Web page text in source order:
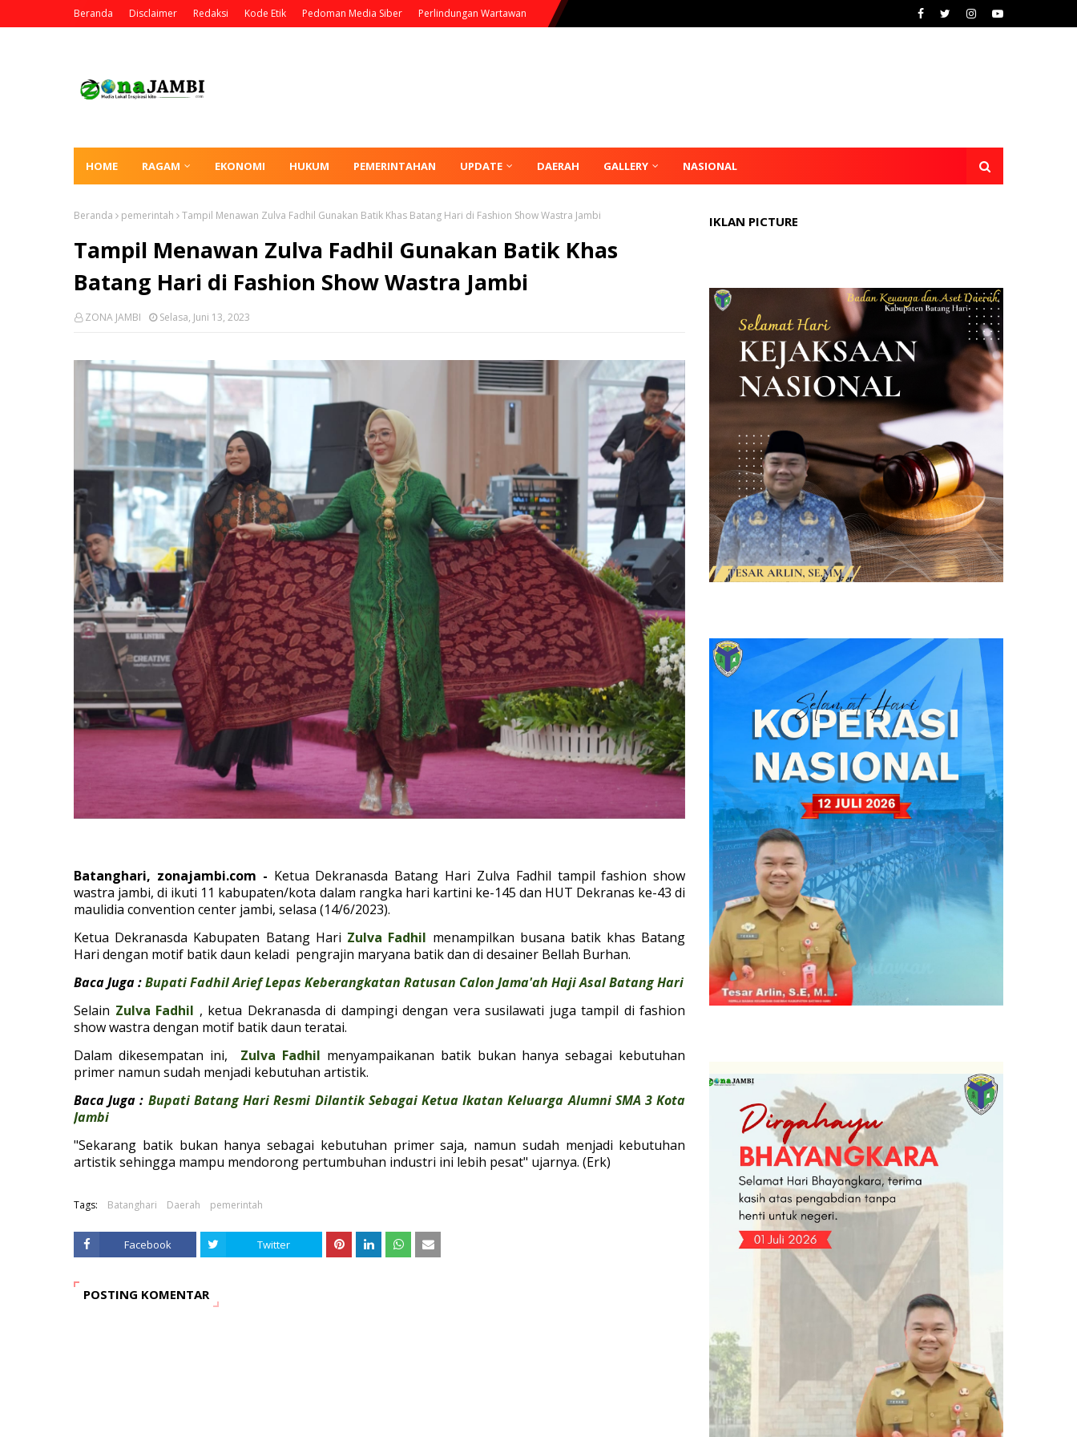
Beranda Disclaimer Redaksi Kode Etik Pedoman Media Siber Perlindungan Wartawan
HOME RAGAM EKONOMI HUKUM PEMERINTAHAN UPDATE DAERAH GALLERY NASIONAL
Beranda pemerintah Tampil Menawan Zulva Fadhil Gunakan Batik Khas Batang Hari di Fashion Show Wastra Jambi
Tampil Menawan Zulva Fadhil Gunakan Batik Khas
Batang Hari di Fashion Show Wastra Jambi
ZONA JAMBI Selasa, Juni 13, 2023
Batanghari, zonajambi.com - Ketua Dekranasda Batang Hari Zulva Fadhil tampil fashion show
wastra jambi, di ikuti 11 kabupaten/kota dalam rangka hari kartini ke-145 dan HUT Dekranas ke-43 di
maulidia convention center jambi, selasa (14/6/2023).
Ketua Dekranasda Kabupaten Batang Hari Zulva Fadhil menampilkan busana batik khas Batang
Hari dengan motif batik daun keladi pengrajin maryana batik dan di desainer Bellah Burhan.
Baca Juga :Bupati Fadhil Arief Lepas Keberangkatan Ratusan Calon Jama'ah Haji Asal Batang Hari
Selain Zulva Fadhil , ketua Dekranasda di dampingi dengan vera susilawati juga tampil di fashion
show wastra dengan motif batik daun teratai.
Dalam dikesempatan ini, Zulva Fadhil menyampaikanan batik bukan hanya sebagai kebutuhan
primer namun sudah menjadi kebutuhan artistik.
Baca Juga : Bupati Batang Hari Resmi Dilantik Sebagai Ketua Ikatan Keluarga Alumni SMA 3 Kota
Jambi
"Sekarang batik bukan hanya sebagai kebutuhan primer saja, namun sudah menjadi kebutuhan
artistik sehingga mampu mendorong pertumbuhan industri ini lebih pesat" ujarnya. (Erk)
Tags: Batanghari Daerah pemerintah
Facebook Twitter
POSTING KOMENTAR
IKLAN PICTURE